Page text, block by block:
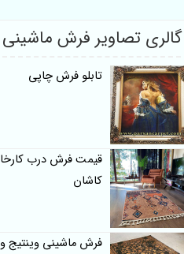
تصاویر فرش ماشینی
تابلو فرش چاپی
قیمت فرش درب کارخانه
کاشان
فرش ماشینی وینتیج و پتینه